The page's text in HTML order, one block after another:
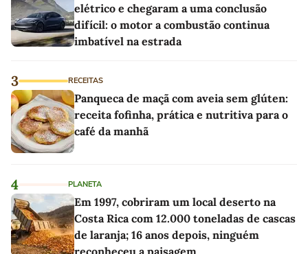
elétrico e chegaram a uma conclusão
difícil: o motor a combustão continua
imbatível na estrada
3 RECEITAS
Panqueca de maçã com aveia sem glúten:
receita fofinha, prática e nutritiva para o
café da manhã
4 PLANETA
Em 1997, cobriram um local deserto na
Costa Rica com 12.000 toneladas de cascas
de laranja; 16 anos depois, ninguém
reconheceu a paisagem